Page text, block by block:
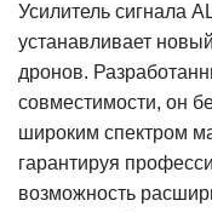
Усилитель сигнала
устанавливает
дронов.
совместимости, он
широким спектром
гарантируя
возможность